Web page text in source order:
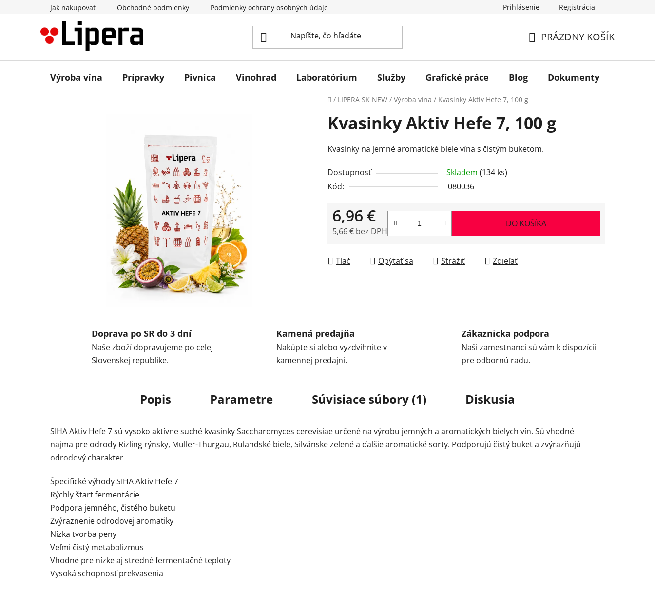
Jak nakupovat Obchodné podmienky Podmienky ochrany osobných údajov Prihlásenie Registrácia
KOŠÍK
PRÁZDNY KOŠÍK
Výroba vína Prípravky Pivnica Vinohrad Laboratórium Služby Grafické práce Blog Dokumenty
Domov
/ LIPERA SK NEW / Výroba vína / Kvasinky Aktiv Hefe 7, 100 g
Kvasinky Aktiv Hefe 7, 100 g
Kvasinky na jemné aromatické biele vína s čistým buketom.
Dostupnosť Skladem (134 ks)
Kód:
080036
6,96 €
5,66 € bez DPH
DO KOŠÍKA
Tlač Opýtať sa Strážiť Zdieľať
Doprava po SR do 3 dní
Naše zboží dopravujeme po celej
Slovenskej republike.
Kamená predajňa
Nakúpte si alebo vyzdvihnite v
kamennej predajni.
Zákaznicka podpora
Naši zamestnanci sú vám k dispozícii
pre odbornú radu.
Popis Parametre Súvisiace súbory (1) Diskusia
SIHA Aktiv Hefe 7 sú vysoko aktívne suché kvasinky Saccharomyces cerevisiae určené na výrobu jemných a aromatických bielych vín. Sú vhodné
najmä pre odrody Rizling rýnsky, Müller-Thurgau, Rulandské biele, Silvánske zelené a ďalšie aromatické sorty. Podporujú čistý buket a zvýrazňujú
odrodový charakter.
Špecifické výhody SIHA Aktiv Hefe 7
Rýchly štart fermentácie
Podpora jemného, čistého buketu
Zvýraznenie odrodovej aromatiky
Nízka tvorba peny
Veľmi čistý metabolizmus
Vhodné pre nízke aj stredné fermentačné teploty
Vysoká schopnosť prekvasenia